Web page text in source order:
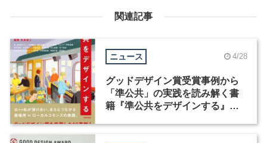
関連記事
ニュース 4/28
グッドデザイン賞受賞事例から
「準公共」の実践を読み解く書
籍『準公共をデザインする』が